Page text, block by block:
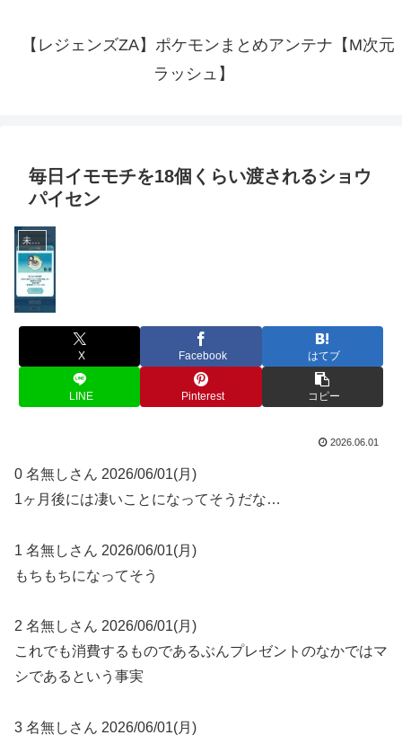
【レジェンズZA】ポケモンまとめアンテナ【M次元
ラッシュ】
毎日イモモチを18個くらい渡されるショウ
パイセン
未分類
X Facebook はてブ
LINE Pinterest コピー
2026.06.01
0 名無しさん 2026/06/01(月)
1ヶ月後には凄いことになってそうだな…
1 名無しさん 2026/06/01(月)
もちもちになってそう
2 名無しさん 2026/06/01(月)
これでも消費するものであるぶんプレゼントのなかではマ
シであるという事実
3 名無しさん 2026/06/01(月)